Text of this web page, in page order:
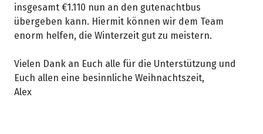
insgesamt €1.110 nun an den gutenachtbus
übergeben kann. Hiermit können wir dem Team
enorm helfen, die Winterzeit gut zu meistern.
Vielen Dank an Euch alle für die Unterstützung und
Euch allen eine besinnliche Weihnachtszeit,
Alex